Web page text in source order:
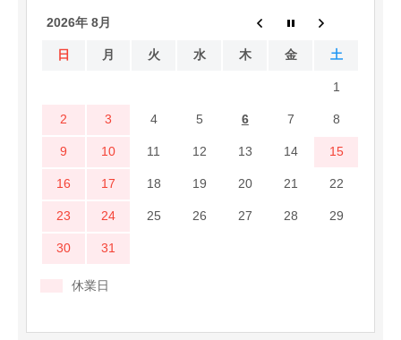
2026年 8月
日 月 火 水 木 金 土
1
2 3 4 5 6 7 8
9 10 11 12 13 14 15
16 17 18 19 20 21 22
23 24 25 26 27 28 29
30 31
休業日